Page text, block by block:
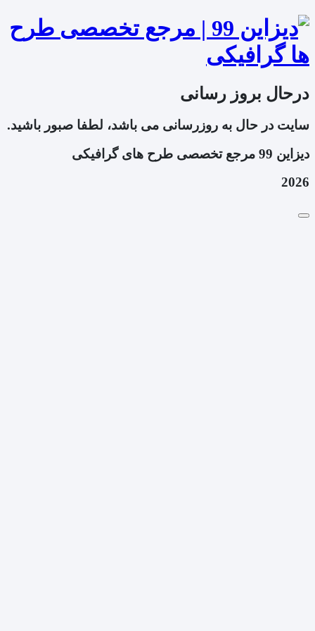
درحال بروز رسانی
سایت در حال به روزرسانی می باشد، لطفا صبور باشید.
دیزاین 99 مرجع تخصصی طرح های گرافیکی
2026